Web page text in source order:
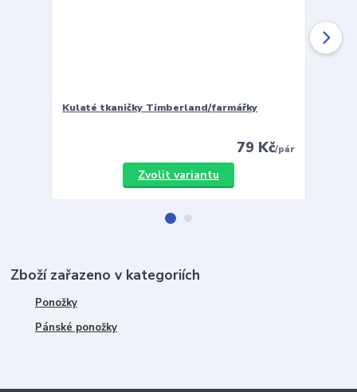
Kulaté tkaničky Timberland/farmářky
79 Kč/pár
Zvolit variantu
Zboží zařazeno v kategoriích
Ponožky
Pánské ponožky